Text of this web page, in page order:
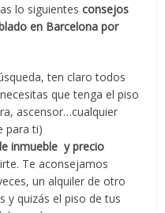
lo siguientes consejos
en Barcelona por
ten claro todos
que tenga el piso
ascensor…cualquier
para ti)
inmueble y precio
Te aconsejamos
un alquiler de otro
y quizás el piso de tus